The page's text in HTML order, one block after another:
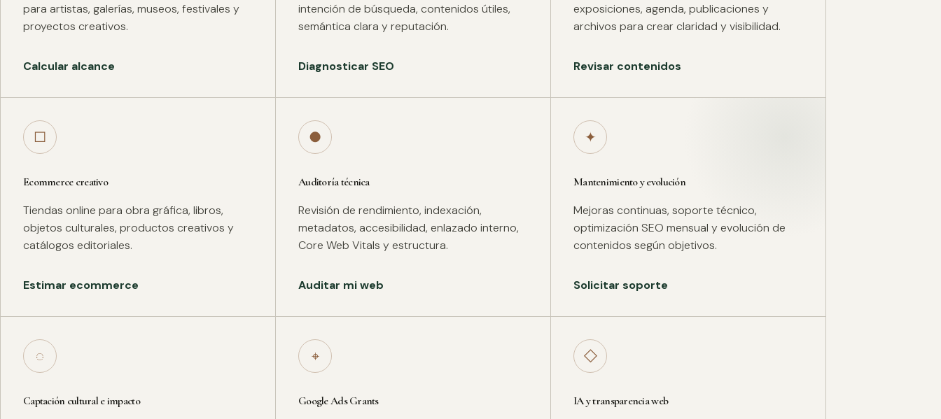
para artistas, galerías, museos, festivales y
proyectos creativos.
Calcular alcance
intención de búsqueda, contenidos útiles,
semántica clara y reputación.
Diagnosticar SEO
exposiciones, agenda, publicaciones y
archivos para crear claridad y visibilidad.
Revisar contenidos
□
Ecommerce creativo
Tiendas online para obra gráfica, libros,
objetos culturales, productos creativos y
catálogos editoriales.
Estimar ecommerce
●
Auditoría técnica
Revisión de rendimiento, indexación,
metadatos, accesibilidad, enlazado interno,
Core Web Vitals y estructura.
Auditar mi web
✦
Mantenimiento y evolución
Mejoras continuas, soporte técnico,
optimización SEO mensual y evolución de
contenidos según objetivos.
Solicitar soporte
◌
Captación cultural e impacto
⌖
Google Ads Grants
◇
IA y transparencia web